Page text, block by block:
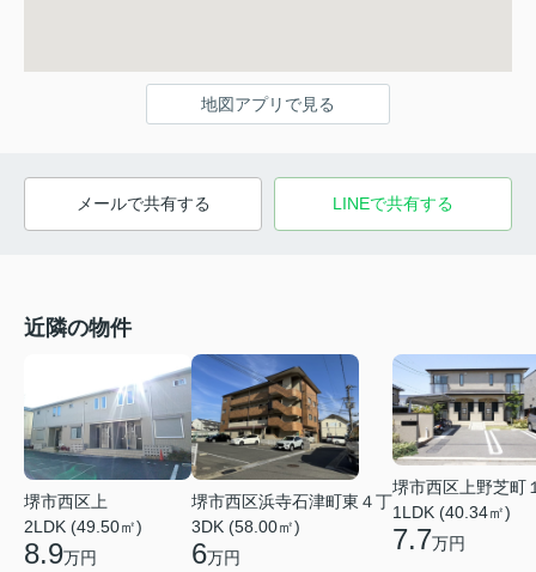
地図アプリで見る
メールで共有する LINEで共有する
近隣の物件
堺市西区上
2LDK (49.50㎡)
8.9万円
堺市西区浜寺石津町東４丁
3DK (58.00㎡)
6万円
堺市西区上野芝町
1LDK (40.34㎡)
7.7万円